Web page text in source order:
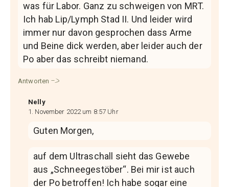
was für Labor. Ganz zu schweigen von MRT.
Ich hab Lip/Lymph Stad II. Und leider wird
immer nur davon gesprochen dass Arme
und Beine dick werden, aber leider auch der
Po aber das schreibt niemand.
Antworten
Nelly
1. November 2022 um 8:57 Uhr
Guten Morgen,
auf dem Ultraschall sieht das Gewebe
aus „Schneegestöber“. Bei mir ist auch
der Po betroffen! Ich habe sogar eine